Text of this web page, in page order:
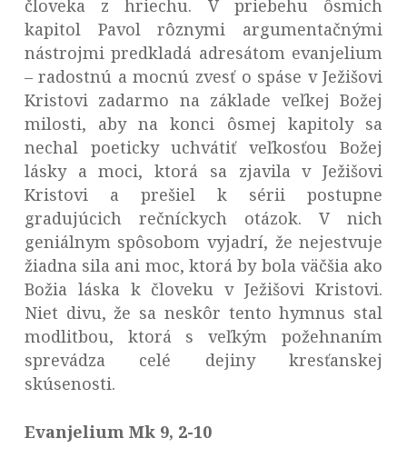
človeka z hriechu. V priebehu ôsmich
kapitol Pavol rôznymi argumentačnými
nástrojmi predkladá adresátom evanjelium
– radostnú a mocnú zvesť o spáse v Ježišovi
Kristovi zadarmo na základe veľkej Božej
milosti, aby na konci ôsmej kapitoly sa
nechal poeticky uchvátiť veľkosťou Božej
lásky a moci, ktorá sa zjavila v Ježišovi
Kristovi a prešiel k sérii postupne
gradujúcich rečníckych otázok. V nich
geniálnym spôsobom vyjadrí, že nejestvuje
žiadna sila ani moc, ktorá by bola väčšia ako
Božia láska k človeku v Ježišovi Kristovi.
Niet divu, že sa neskôr tento hymnus stal
modlitbou, ktorá s veľkým požehnaním
sprevádza celé dejiny kresťanskej
skúsenosti.
Evanjelium Mk 9, 2-10